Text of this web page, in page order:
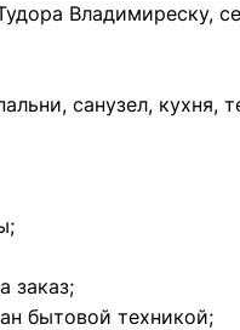
Владимиреску,
санузел, кухня,
заказ;
бытовой техникой;